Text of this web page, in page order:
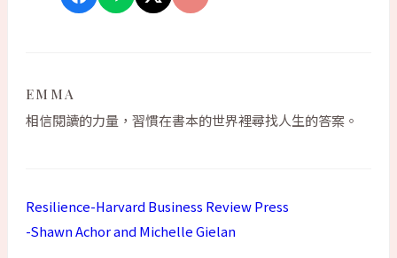
EMMA
相信閱讀的力量，習慣在書本的世界裡尋找人生的答案。
Resilience-Harvard Business Review Press
-Shawn Achor and Michelle Gielan